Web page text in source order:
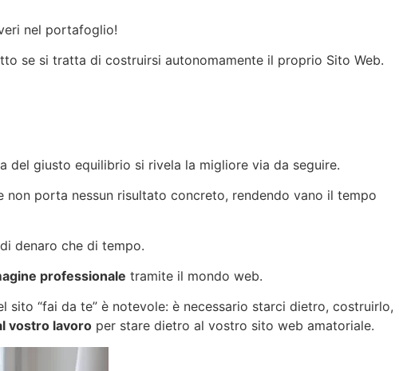
nel portafoglio!
se si tratta di costruirsi autonomamente il proprio Sito Web.
del giusto equilibrio si rivela la migliore via da seguire.
porta nessun risultato concreto, rendendo vano il tempo
denaro che di tempo.
professionale tramite il mondo web.
“fai da te” è notevole: è necessario starci dietro, costruirlo,
vostro lavoro per stare dietro al vostro sito web amatoriale.